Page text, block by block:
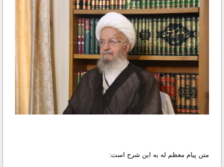
متن پیام معظم له به این شرح است: